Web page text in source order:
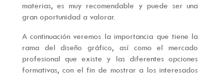
materias, es muy recomendable y puede ser una
gran oportunidad a valorar.
A continuación veremos la importancia que tiene la
rama del diseño gráfico, así como el mercado
profesional que existe y las diferentes opciones
formativas, con el fin de mostrar a los interesados